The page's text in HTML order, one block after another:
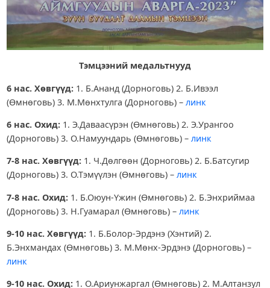
Тэмцээний медальтнууд
6 нас. Хөвгүүд: 1. Б.Ананд (Дорноговь) 2. Б.Ивээл
(Өмнөговь) 3. М.Мөнхтулга (Дорноговь) – линк
6 нас. Охид:1. Э.Даваасүрэн (Өмнөговь) 2. Э.Урангоо
(Дорноговь) 3. О.Намуундарь (Өмнөговь) – линк
7-8 нас. Хөвгүүд:1. Ч.Дөлгөөн (Дорноговь) 2. Б.Батсугир
(Дорноговь) 3. О.Тэмүүлэн (Өмнөговь) – линк
7-8 нас. Охид:1. Б.Оюун-Үжин (Өмнөговь) 2. Б.Энхриймаа
(Дорноговь) 3. Н.Гуамарал (Өмнөговь) – линк
9-10 нас. Хөвгүүд:1. Б.Болор-Эрдэнэ (Хэнтий) 2.
Б.Энхмандах (Өмнөговь) 3. М.Мөнх-Эрдэнэ (Дорноговь) –
линк
9-10 нас. Охид:1. О.Ариунжаргал (Өмнөговь) 2. М.Алтанзул